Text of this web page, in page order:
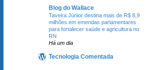
Blog do Wallace
Taveira Júnior destina mais de R$ 8,9
milhões em emendas parlamentares
para fortalecer saúde e agricultura no
RN
Há um dia
Tecnologia Comentada